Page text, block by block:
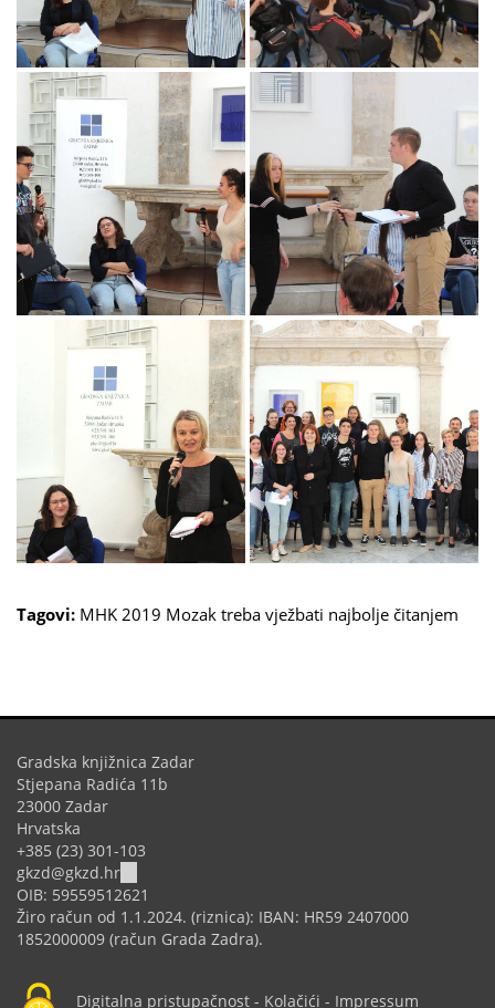
Tagovi: MHK 2019 Mozak treba vježbati najbolje čitanjem
Gradska knjižnica Zadar
Stjepana Radića 11b
23000 Zadar
Hrvatska
+385 (23) 301-103
gkzd@gkzd.hr
sends
e-
mail)
OIB: 59559512621
Žiro račun od 1.1.2024. (riznica): IBAN: HR59 2407000
1852000009 (račun Grada Zadra).
Digitalna pristupačnost - Kolačići - Impressum